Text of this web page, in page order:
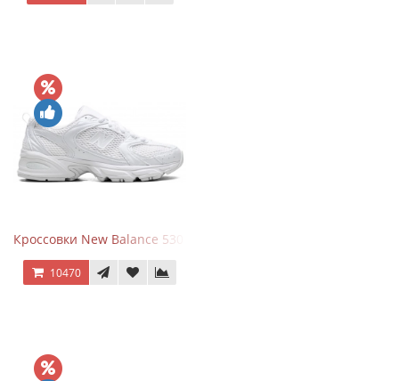
Кроссовки New Balance 530 Total White Silver
10470